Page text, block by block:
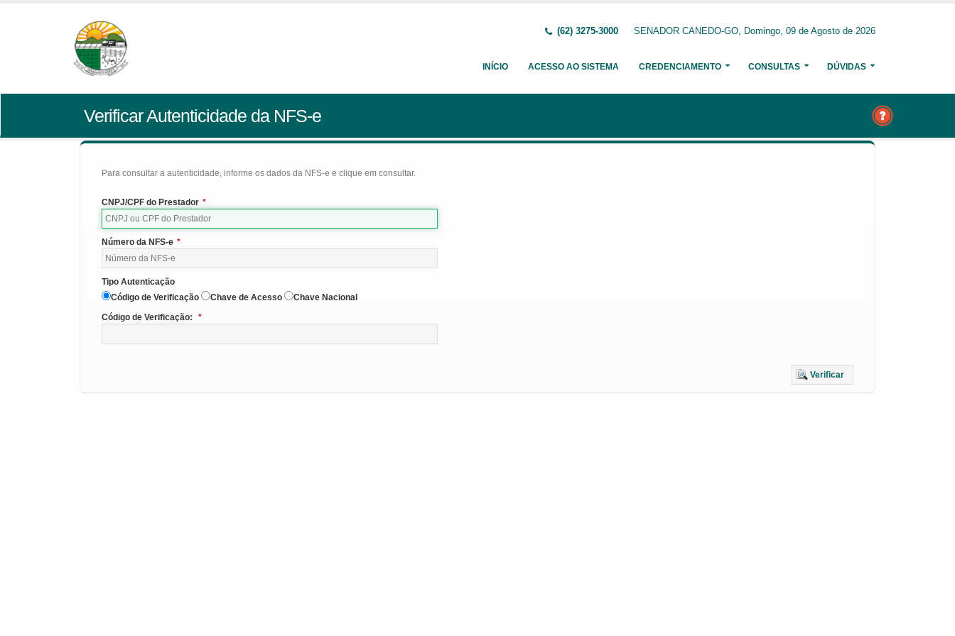
(62) 3275-3000 SENADOR CANEDO-GO, Domingo, 09 de Agosto de 2026
INÍCIO ACESSO AO SISTEMA CREDENCIAMENTO CONSULTAS DÚVIDAS
Verificar Autenticidade da NFS-e
Para consultar a autenticidade, informe os dados da NFS-e e clique em consultar.
CNPJ/CPF do Prestador *
Número da NFS-e *
Tipo Autenticação
Código de Verificação
Chave de Acesso
Chave Nacional
Código de Verificação:
*
Verificar